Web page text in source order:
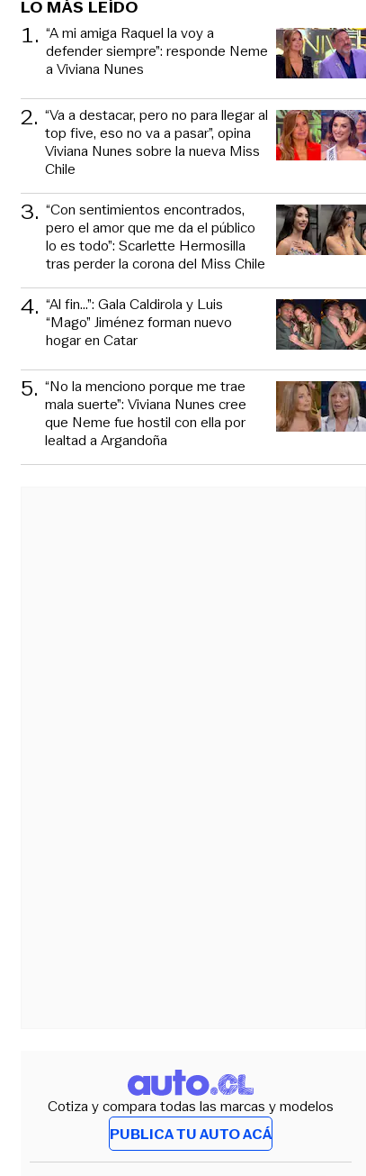
LO MÁS LEÍDO
1. “A mi amiga Raquel la voy a
defender siempre”: responde Neme
a Viviana Nunes
2. “Va a destacar, pero no para llegar al
top five, eso no va a pasar”, opina
Viviana Nunes sobre la nueva Miss
Chile
3. “Con sentimientos encontrados,
pero el amor que me da el público
lo es todo”: Scarlette Hermosilla
tras perder la corona del Miss Chile
4. “Al fin…”: Gala Caldirola y Luis
“Mago” Jiménez forman nuevo
hogar en Catar
5. “No la menciono porque me trae
mala suerte”: Viviana Nunes cree
que Neme fue hostil con ella por
lealtad a Argandoña
Cotiza y compara todas las marcas y modelos
PUBLICA TU AUTO ACÁ